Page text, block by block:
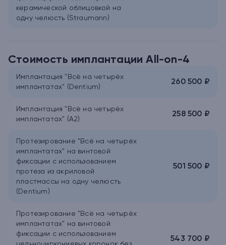
керамической облицовкой на
одну челюсть (Straumann)
Стоимость имплантации All-on-4
Имплантация "Всё на четырёх
имплантатах" (Dentium)
260 500 ₽
Имплантация "Всё на четырёх
имплантатах" (A2)
258 500 ₽
Протезирование "Всё на четырёх
имплантатах" на винтовой
фиксации с использованием
протеза из акриловой
пластмассы на одну челюсть
(Dentium)
501 500 ₽
Протезирование "Всё на четырёх
имплантатах" на винтовой
фиксации с использованием
543 700 ₽